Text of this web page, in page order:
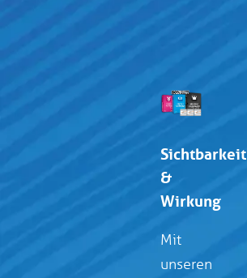
Sichtbarkeit
&
Wirkung
Mit
unseren